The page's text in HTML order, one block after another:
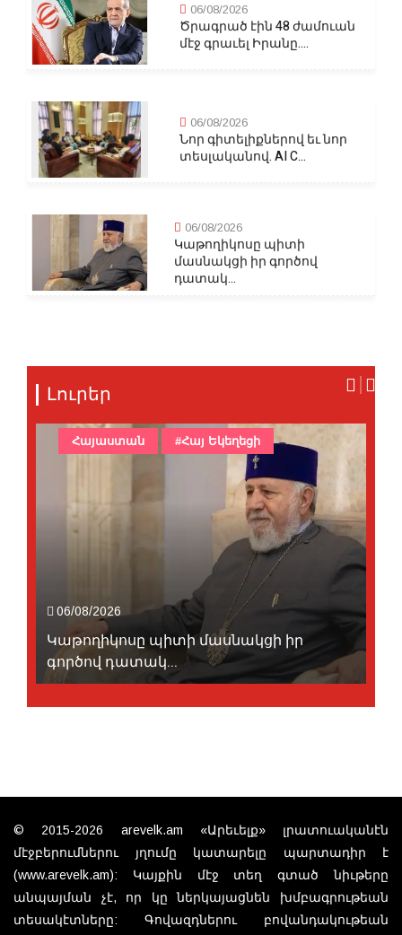
06/08/2026
Ծրագրած էին 48 ժամուան
մէջ գրաւել Իրանը....
06/08/2026
Նոր գիտելիքներով եւ նոր
տեսլականով. AI C...
06/08/2026
Կաթողիկոսը պիտի
մասնակցի իր գործով
դատակ...
Լուրեր
06/08/2026
Կաթողիկոսը պիտի մասնակցի իր
գործով դատակ...
Հայաստան #Հայ Եկեղեցի
© 2015-2026 arevelk.am «Արեւելք» լրատուականէն
մէջբերումներու յղումը կատարելը պարտադիր է
(www.arevelk.am): Կայքին մէջ տեղ գտած նիւթերը
անպայման չէ, որ կը ներկայացնեն խմբագրութեան
տեսակէտները: Գովազդներու բովանդակութեան